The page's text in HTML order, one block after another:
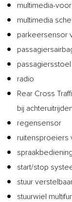
multimedia-
multimedia
parkeersensor
radio
Rear Cross
bij achteruitrijden
regensensor
ruitensproeiers
spraakbediening
start/stop
stuur
stuurwiel